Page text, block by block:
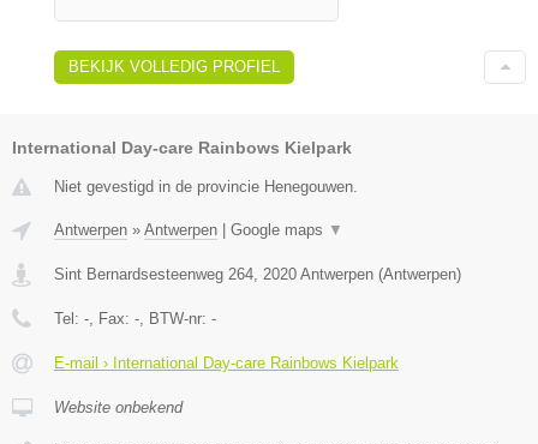
BEKIJK VOLLEDIG PROFIEL
International Day-care Rainbows Kielpark
Niet gevestigd in de provincie Henegouwen.
Antwerpen » Antwerpen Google maps ▼
Sint Bernardsesteenweg 264 2020 Antwerpen (Antwerpen)
Tel: - , Fax: - , BTW-nr: -
E-mail › International Day-care Rainbows Kielpark
Website onbekend